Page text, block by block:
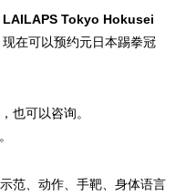
LAILAPS Tokyo Hokusei
现在可以预约元日本踢拳冠
也可以咨询。
范、动作、手靶、身体语言